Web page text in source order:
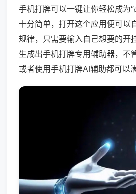
手机打牌可以一键让你轻松成为
十分简单，打开这个应用便可以
规律，只需要输入自己想要的开
生成出手机打牌专用辅助器，不
或者使用手机打牌AI辅助都可以